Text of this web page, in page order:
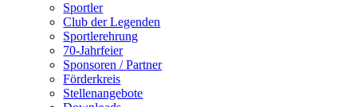
Sportler
Club der Legenden
Sportlerehrung
70-Jahrfeier
Sponsoren / Partner
Förderkreis
Stellenangebote